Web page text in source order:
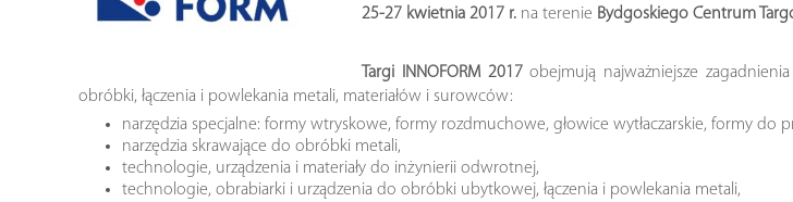
25-27 kwietnia 2017 r. na terenie Bydgoskiego Centrum
Targi INNOFORM 2017obejmują najważniejsze
obróbki, łączenia i powlekania metali, materiałów i surowców:
narzędzia specjalne: formy wtryskowe, formy rozdmuchowe, głowice wytłaczarskie, formy do
narzędzia skrawające do obróbki metali,
technologie, urządzenia i materiały do inżynierii odwrotnej,
technologie, obrabiarki i urządzenia do obróbki ubytkowej, łączenia i powlekania metali,